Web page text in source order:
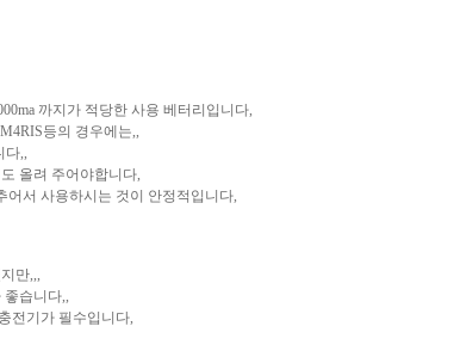
까지가 적당한 사용 베터리입니다,
등의 경우에는,,
다,,
올려 주어야합니다,
어서 사용하시는 것이 안정적입니다,
만,,,
좋습니다,,
전기가 필수입니다,